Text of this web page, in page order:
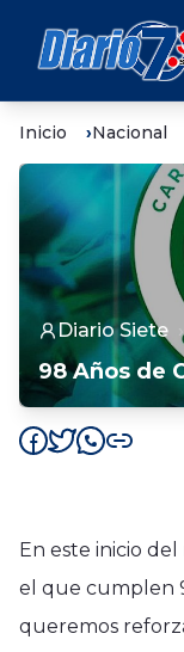
Inicio Nacional
Diario Siete
98 Años de
En este inicio del
el que cumplen
queremos